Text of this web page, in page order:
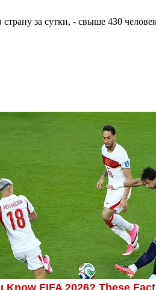
за сутки, - свыше 430